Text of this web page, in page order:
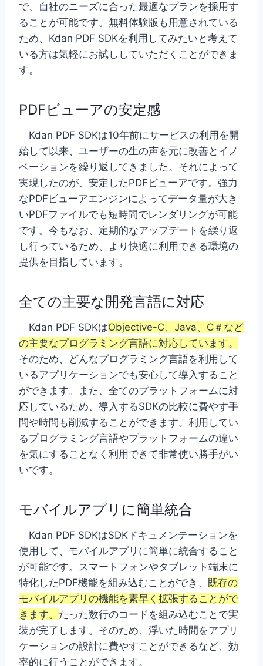
で、自社のニーズに合った最適なプランを採用す
ることが可能です。無料体験版も用意されている
ため、Kdan PDF SDKを利用してみたいと考えて
いる方は気軽にお試ししていただくことができま
す。
PDFビューアの安定感
Kdan PDF SDKは10年前にサービスの利用を開
始して以来、ユーザーの生の声を元に改善とイノ
ベーションを繰り返してきました。それによって
実現したのが、安定したPDFビューアです。強力
なPDFビューアエンジンによってデータ量が大き
いPDFファイルでも短時間でレンダリングが可能
です。今もなお、定期的なアップデートを繰り返
し行っているため、より快適に利用できる環境の
提供を目指しています。
全ての主要な開発言語に対応
Kdan PDF SDKはObjective-C、Java、C＃など
の主要なプログラミング言語に対応しています。
そのため、どんなプログラミング言語を利用して
いるアプリケーションでも安心して導入すること
ができます。また、全てのプラットフォームに対
応しているため、導入するSDKの比較に費やす手
間や時間も削減することができます。利用してい
るプログラミング言語やプラットフォームの違い
を気にすることなく利用できて非常使い勝手がい
いです。
モバイルアプリに簡単統合
Kdan PDF SDKはSDKドキュメンテーションを
使用して、モバイルアプリに簡単に統合すること
が可能です。スマートフォンやタブレット端末に
特化したPDF機能を組み込むことができ、 既存の
モバイルアプリの機能を素早く拡張することがで
きます。 たった数行のコードを組み込むことで実
装が完了します。そのため、浮いた時間をアプリ
ケーションの設計に費やすことができるなど、効
率的に行うことができます。